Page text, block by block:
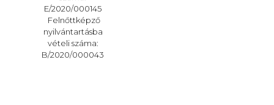
E/2020/000145
Felnőttképző
nyilvántartásba
vételi száma:
B/2020/000043